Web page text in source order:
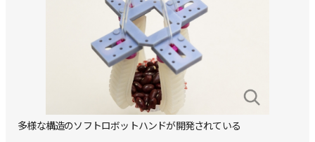
多様な構造のソフトロボットハンドが開発されている